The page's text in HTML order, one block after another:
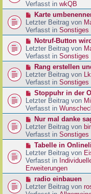
a
g
e
t
r
a
g
u
e
r
B
e
t
r
a
g
Verfasst in wkQB
N
e
u
e
r
B
e
t
r
a
g
Karte
Letzter Beitrag von
Verfasst in Sonstiges
N
e
u
e
r
B
e
t
r
a
g
Notruf-Button
Letzter Beitrag von
Verfasst in Sonstiges
N
e
u
e
r
B
e
t
r
a
g
Rang erstellen
Letzter Beitrag von
Verfasst in Sonstiges
N
e
u
e
r
B
e
t
r
a
g
Stoppuhr in der
Letzter Beitrag von
Verfasst in
N
e
u
e
r
B
e
i
r
Nur mal danke
Letzter Beitrag von
Verfasst in Sonstiges
N
e
u
e
r
B
e
Tabelle in
Letzter Beitrag von
Verfasst in
Erweiterungen
N
e
radio einbauen
Letzter Beitrag von